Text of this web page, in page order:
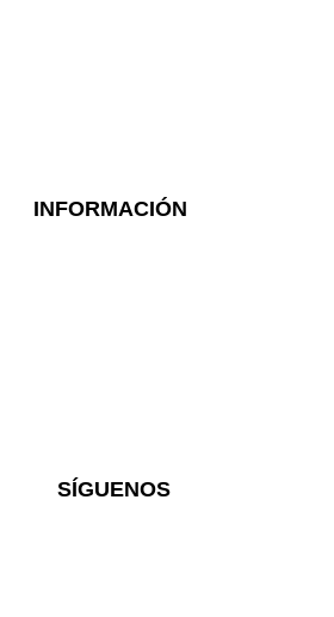
INFORMACIÓN
SÍGUENOS